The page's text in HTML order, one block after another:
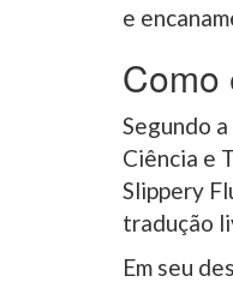
e
Como
Segundo
Ciência e
Slippery
tradução
Em seu